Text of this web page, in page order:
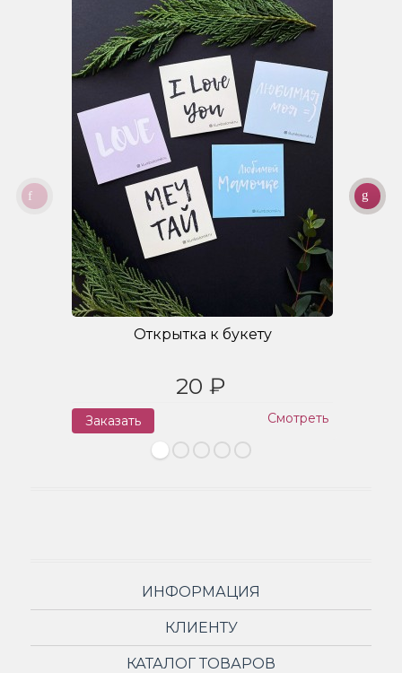
Открытка к букету
20 ₽
Заказать Смотреть
ИНФОРМАЦИЯ
КЛИЕНТУ
КАТАЛОГ ТОВАРОВ